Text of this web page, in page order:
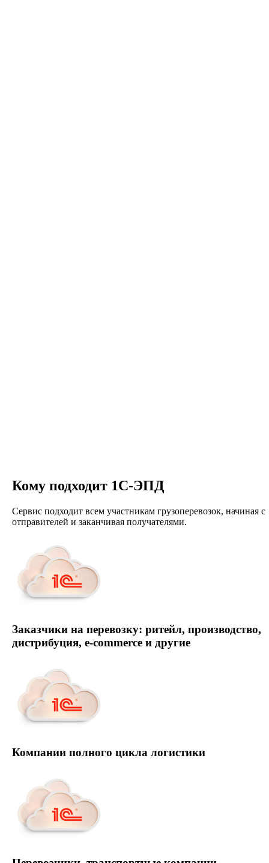
Кому подходит 1С-ЭПД
Сервис подходит всем участникам грузоперевозок, начиная с
отправителей и заканчивая получателями.
Заказчики на перевозку: ритейл, производство,
дистрибуция, e-сommerce и другие
Компании полного цикла логистики